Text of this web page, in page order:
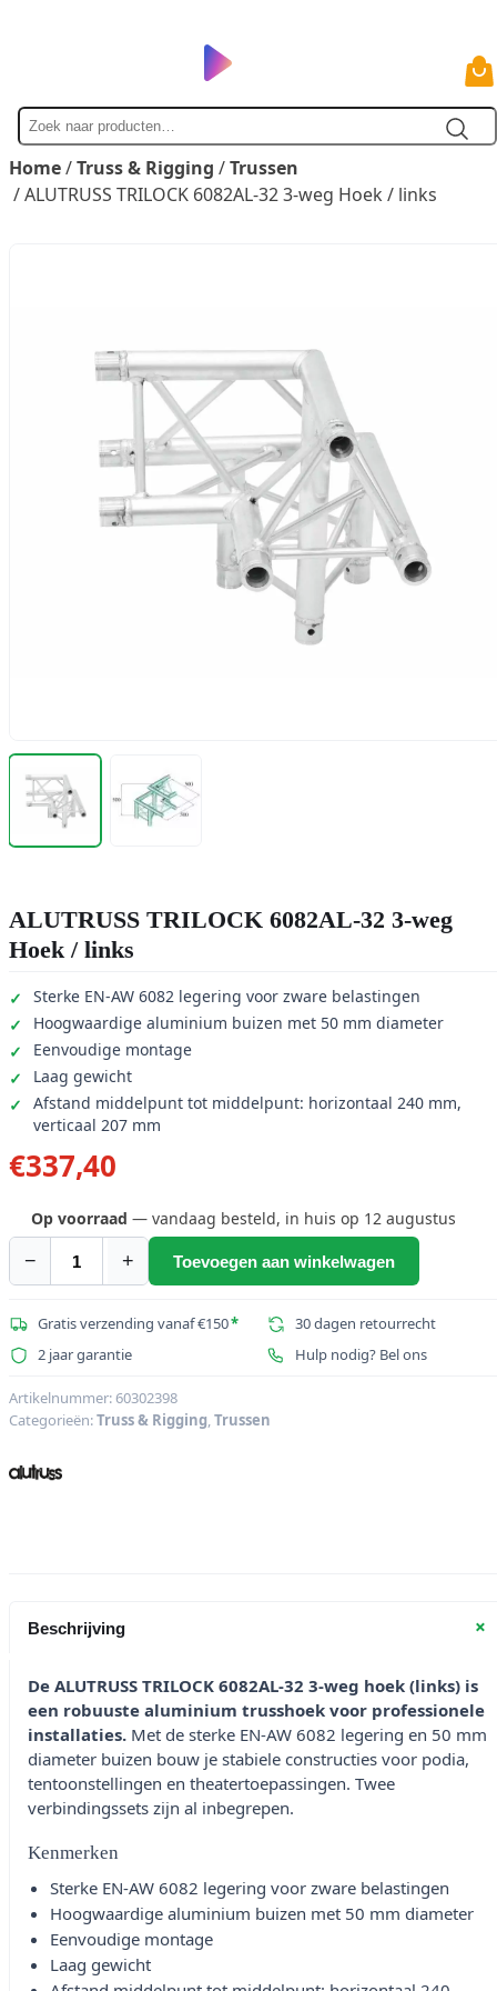
Zoek
naar
Home/Truss & Rigging /Trussen
/ ALUTRUSS TRILOCK 6082AL-32 3-weg Hoek / links
ALUTRUSS TRILOCK 6082AL-32 3-weg
Hoek / links
Sterke EN-AW 6082 legering voor zware belastingen
Hoogwaardige aluminium buizen met 50 mm diameter
Eenvoudige montage
Laag gewicht
Afstand middelpunt tot middelpunt: horizontaal 240 mm,
verticaal 207 mm
€337,40
Op voorraad — vandaag besteld, in huis op 12 augustus
−
ALUTRUSS
6082AL-
32
weg
Hoek
+ Toevoegen aan winkelwagen
Gratis verzending vanaf €150*
30 dagen retourrecht
2 jaar garantie
Hulp nodig? Bel ons
Artikelnummer:60302398
Categorieën:Truss & Rigging,Trussen
Beschrijving +
De ALUTRUSS TRILOCK 6082AL-32 3-weg hoek (links) is
een robuuste aluminium trusshoek voor professionele
installaties. Met de sterke EN-AW 6082 legering en 50 mm
diameter buizen bouw je stabiele constructies voor podia,
tentoonstellingen en theatertoepassingen. Twee
verbindingssets zijn al inbegrepen.
Kenmerken
Sterke EN-AW 6082 legering voor zware belastingen
Hoogwaardige aluminium buizen met 50 mm diameter
Eenvoudige montage
Laag gewicht